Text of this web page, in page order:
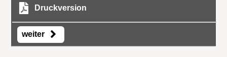
Druckversion
weiter